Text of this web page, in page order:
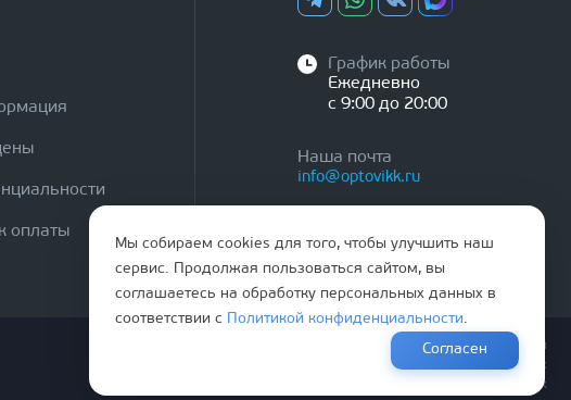
оплаты
График работы
Ежедневно
с 9:00 до 20:00
Наша почта
info@optovikk.ru
Правила эксплутации входных и межкомнатных дверей
Политика обработки персональных данных
Согласие на обработку персональных данных
Мы собираем cookies для того, чтобы улучшить наш
сервис. Продолжая пользоваться сайтом, вы
соглашаетесь на обработку персональных данных в
соответствии с
Политикой конфиденциальности.
Согласен